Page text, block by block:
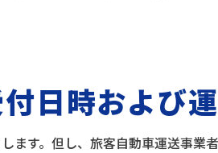
日時および
ます。但し、旅客自動車運送事